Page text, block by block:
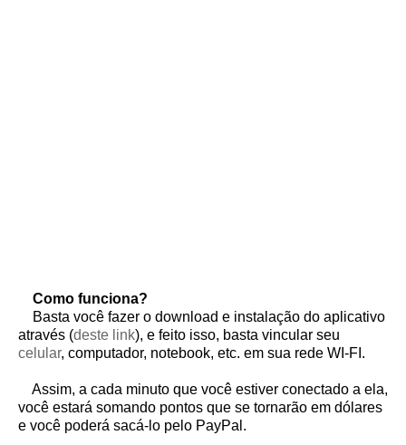
Como funciona?
Basta você fazer o download e instalação do aplicativo
através (deste link), e feito isso, basta vincular seu
celular, computador, notebook, etc. em sua rede WI-FI.
Assim, a cada minuto que você estiver conectado a ela,
você estará somando pontos que se tornarão em dólares
e você poderá sacá-lo pelo PayPal.